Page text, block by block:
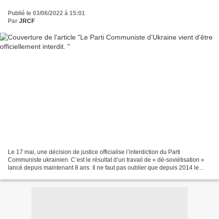
Publié le 03/06/2022 à 15:01
Par JRCF
Le 17 mai, une décision de justice officialise l’interdiction du Parti
Communiste ukrainien. C’est le résultat d’un travail de « dé-soviétisation »
lancé depuis maintenant 8 ans. Il ne faut pas oublier que depuis 2014 le